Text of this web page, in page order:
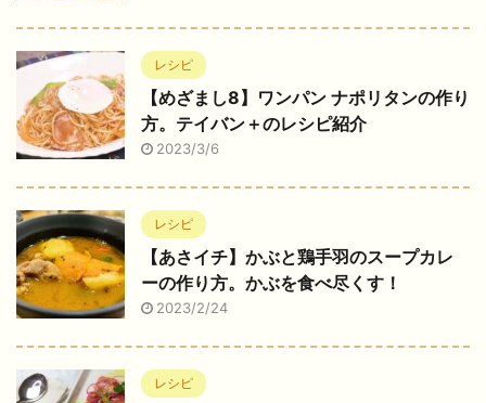
レシピ
【めざまし8】ワンパン ナポリタンの作り
方。テイバン＋のレシピ紹介
2023/3/6
レシピ
【あさイチ】かぶと鶏手羽のスープカレ
ーの作り方。かぶを食べ尽くす！
2023/2/24
レシピ